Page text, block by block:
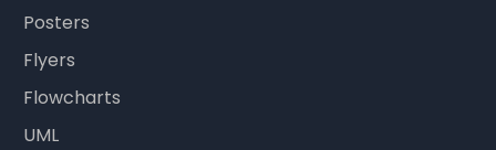
Posters
Flyers
Flowcharts
UML